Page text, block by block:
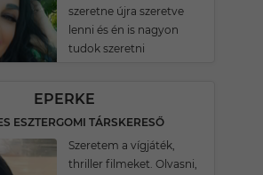
szeretne újra szeretve
lenni és én is nagyon
tudok szeretni
EPERKE
ESZTERGOMI TÁRSKERESŐ
Szeretem a vígjáték,
thriller filmeket. Olvasni,